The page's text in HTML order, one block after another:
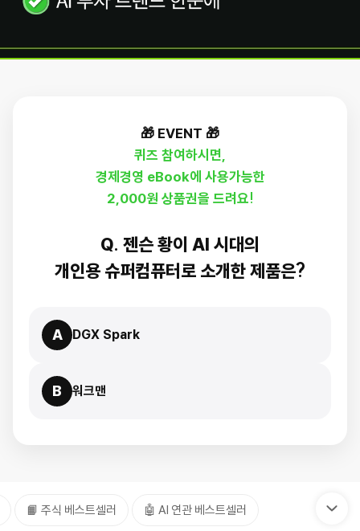
🎁 EVENT 🎁
퀴즈 참여하시면,
경제경영 eBook에 사용가능한
2,000원 상품권을 드려요!
Q. 젠슨 황이 AI 시대의
개인용 슈퍼컴퓨터로 소개한 제품은?
A DGX Spark
B 워크맨
📙 주식 베스트셀러 🤖 AI 연관 베스트셀러